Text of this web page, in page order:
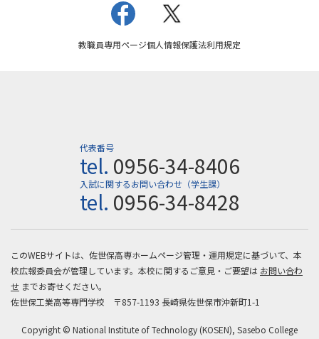
教職員専用ページ個人情報保護法利用規定
代表番号
tel. 0956-34-8406
入試に関するお問い合わせ（学生課）
tel. 0956-34-8428
このWEBサイトは、佐世保高専ホームページ管理・運用規定に基づいて、本
校広報委員会が管理しています。本校に関するご意見・ご要望は お問い合わ
せ までお寄せください。
佐世保工業高等専門学校 〒857-1193 長崎県佐世保市沖新町1-1
Copyright © National Institute of Technology (KOSEN), Sasebo College